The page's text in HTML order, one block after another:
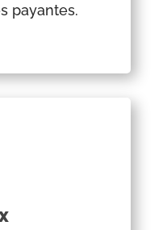
payantes.